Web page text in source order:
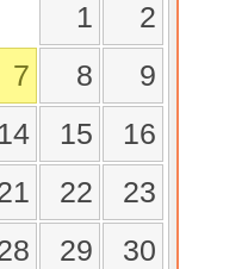
1
2
7 8
9
14 15
16
22
23
29
30